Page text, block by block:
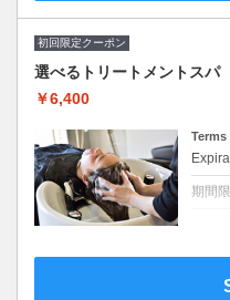
初回限定クーポン
選べるトリートメントスパ
￥6,400
期間
た40
から
※シ